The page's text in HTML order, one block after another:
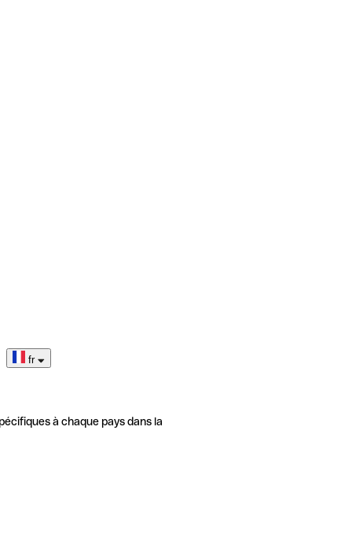
fr
à chaque pays dans la